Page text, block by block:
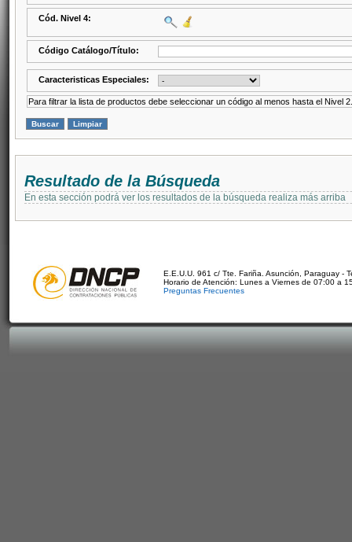
Cód. Nivel 4:
Código Catálogo/Título:
Caracteristicas Especiales:
Para filtrar la lista de productos debe seleccionar un código al menos hasta el Nivel 2.
Resultado de la Búsqueda
En esta sección podrá ver los resultados de la búsqueda realiza más arriba
E.E.U.U. 961 c/ Tte. Fariña. Asunción, Paraguay -
Horario de Atención: Lunes a Viernes de 07:00 a
Preguntas Frecuentes